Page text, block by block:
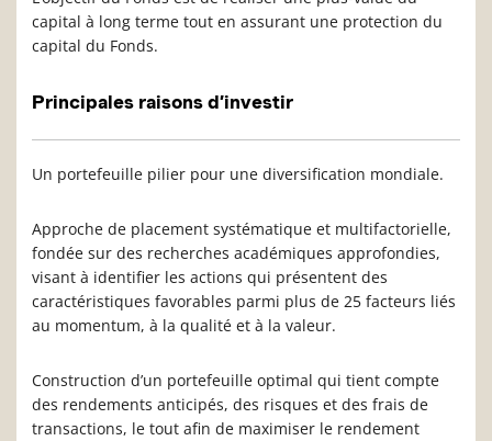
capital à long terme tout en assurant une protection du
capital du Fonds.
Principales raisons d’investir
Un portefeuille pilier pour une diversification mondiale.
Approche de placement systématique et multifactorielle,
fondée sur des recherches académiques approfondies,
visant à identifier les actions qui présentent des
caractéristiques favorables parmi plus de 25 facteurs liés
au momentum, à la qualité et à la valeur.
Construction d’un portefeuille optimal qui tient compte
des rendements anticipés, des risques et des frais de
transactions, le tout afin de maximiser le rendement